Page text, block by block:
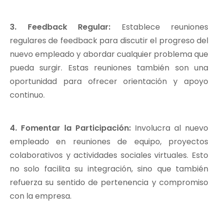
3. Feedback Regular: Establece reuniones
regulares de feedback para discutir el progreso del
nuevo empleado y abordar cualquier problema que
pueda surgir. Estas reuniones también son una
oportunidad para ofrecer orientación y apoyo
continuo.
4. Fomentar la Participación: Involucra al nuevo
empleado en reuniones de equipo, proyectos
colaborativos y actividades sociales virtuales. Esto
no solo facilita su integración, sino que también
refuerza su sentido de pertenencia y compromiso
con la empresa.